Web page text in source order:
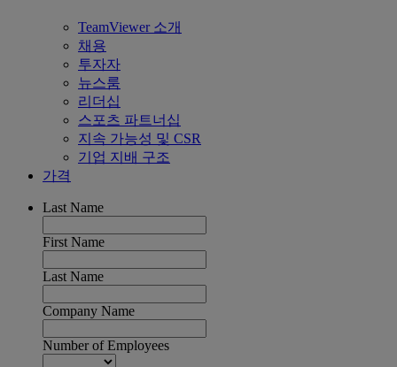
TeamViewer 소개
채용
투자자
뉴스룸
리더십
스포츠 파트너십
지속 가능성 및 CSR
기업 지배 구조
가격
Last Name
First Name
Last Name
Company Name
Number of Employees